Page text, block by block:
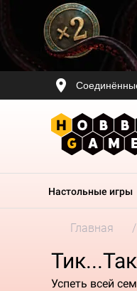
Настольные игры
Главная
Успеть всей